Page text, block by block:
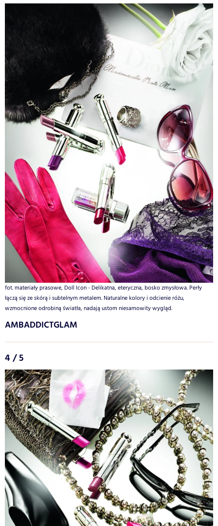
fot. materiały prasowe, Doll Icon - Delikatna, eteryczna, bosko zmysłowa. Perły
łączą się ze skórą i subtelnym metalem. Naturalne kolory i odcienie różu,
wzmocnione odrobiną światła, nadają ustom niesamowity wygląd.
AMBADDICTGLAM
4 / 5